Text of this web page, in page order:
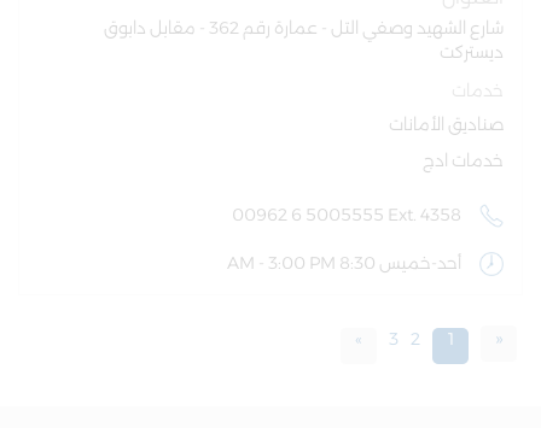
شارع الشهيد وصفي التل - عمارة رقم 362 - مقابل دابوق
ديستركت
خدمات
صناديق الأمانات
خدمات ادج
00962 6 5005555 Ext. 4358
أحد-خميس 8:30 AM - 3:00 PM
«
1
2
3
»